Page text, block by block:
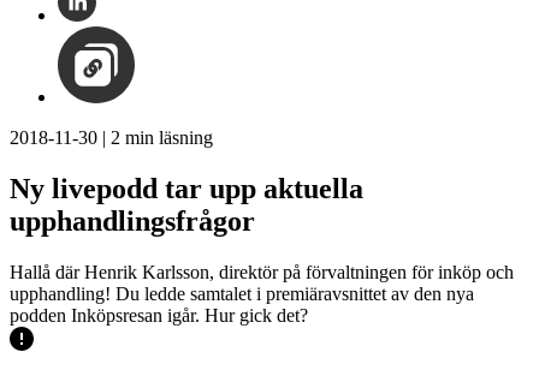
2018-11-30 | 2 min läsning
Ny livepodd tar upp aktuella
upphandlingsfrågor
Hallå där Henrik Karlsson, direktör på förvaltningen för inköp och
upphandling! Du ledde samtalet i premiäravsnittet av den nya
podden Inköpsresan igår. Hur gick det?